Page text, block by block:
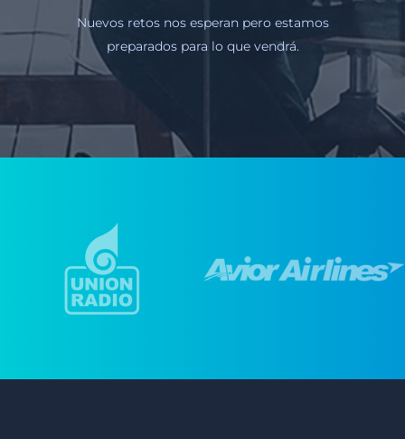
Nuevos retos nos esperan pero estamos
preparados para lo que vendrá.